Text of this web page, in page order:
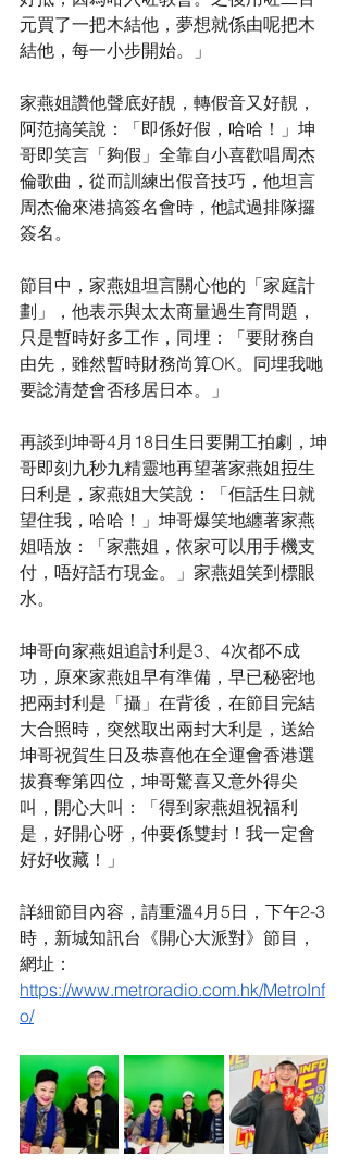
元買了一把木結他，夢想就係由呢把木
結他，每一小步開始。」
家燕姐讚他聲底好靚，轉假音又好靚，
阿范搞笑說：「即係好假，哈哈！」坤
哥即笑言「夠假」全靠自小喜歡唱周杰
倫歌曲，從而訓練出假音技巧，他坦言
周杰倫來港搞簽名會時，他試過排隊攞
簽名。
節目中，家燕姐坦言關心他的「家庭計
劃」，他表示與太太商量過生育問題，
只是暫時好多工作，同埋：「要財務自
由先，雖然暫時財務尚算OK。同埋我哋
要諗清楚會否移居日本。」
再談到坤哥4月18日生日要開工拍劇，坤
哥即刻九秒九精靈地再望著家燕姐𢭃生
日利是，家燕姐大笑說：「佢話生日就
望住我，哈哈！」坤哥爆笑地纏著家燕
姐唔放：「家燕姐，依家可以用手機支
付，唔好話冇現金。」家燕姐笑到標眼
水。
坤哥向家燕姐追討利是3、4次都不成
功，原來家燕姐早有準備，早已秘密地
把兩封利是「攝」在背後，在節目完結
大合照時，突然取出兩封大利是，送給
坤哥祝賀生日及恭喜他在全運會香港選
拔賽奪第四位，坤哥驚喜又意外得尖
叫，開心大叫：「得到家燕姐祝福利
是，好開心呀，仲要係雙封！我一定會
好好收藏！」
詳細節目內容，請重溫4月5日，下午2-3
時，新城知訊台《開心大派對》節目，
網址：
https://www.metroradio.com.hk/MetroInf
o/